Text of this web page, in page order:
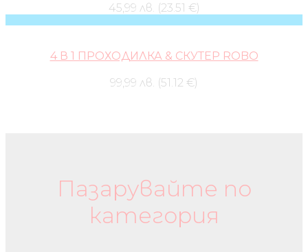
45,99 лв. (23.51 €)
4 В 1 ПРОХОДИЛКА & СКУТЕР ROBO
99,99 лв. (51.12 €)
Пазарувайте по
категория